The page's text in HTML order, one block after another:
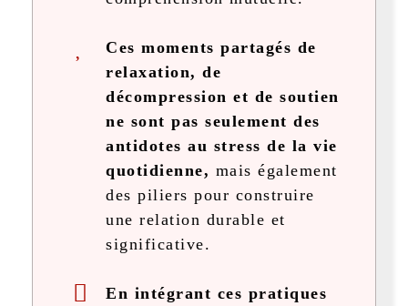
Ces moments partagés de
relaxation, de
décompression et de soutien
ne sont pas seulement des
antidotes au stress de la vie
quotidienne, mais également
des piliers pour construire
une relation durable et
significative.
En intégrant ces pratiques